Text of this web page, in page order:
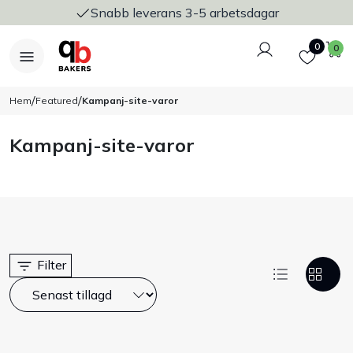
Snabb leverans 3-5 arbetsdagar
Logga in
Favoriter
0 0
Nyheter
Stickvagnar & transport
Hem/Featured/Kampanj-site-varor
Kampanj-site-varor
Filter